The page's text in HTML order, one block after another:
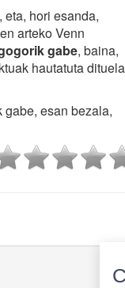
hori esanda,
arteko Venn
gabe, baina,
hautatuta dituela
esan bezala,